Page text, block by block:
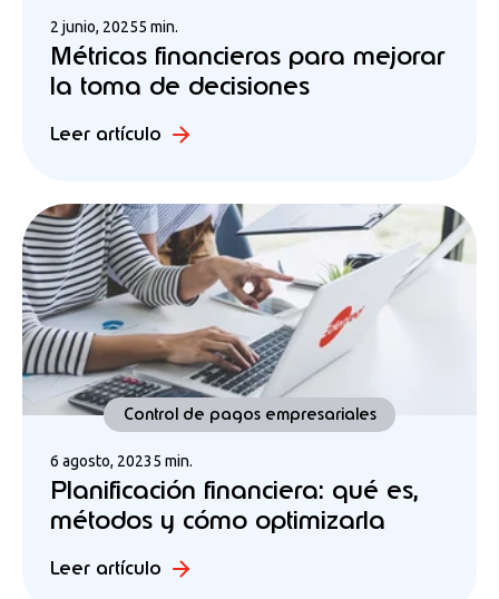
2 junio, 20255 min.
Métricas financieras para mejorar
la toma de decisiones
Leer artículo
Control de pagos empresariales
6 agosto, 20235 min.
Planificación financiera: qué es,
métodos y cómo optimizarla
Leer artículo